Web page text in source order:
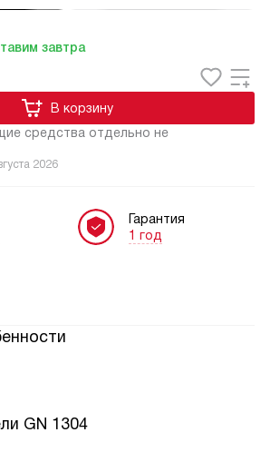
завтра
средства отдельно не
В корзину
2026
Гарантия
1 год
GN 1304